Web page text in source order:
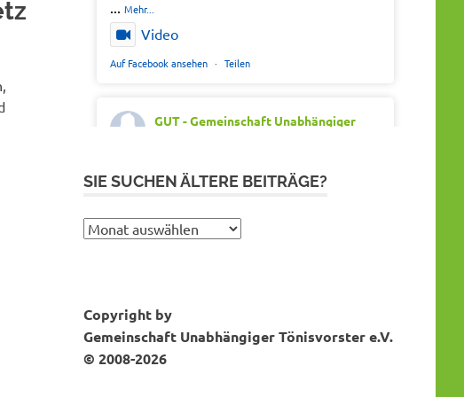
...Mehr...
Video
Auf Facebook ansehen · Teilen
GUT - Gemeinschaft Unabhängiger
Out of office. Out of drama.
gute Erholung.
#gemeinschaftunabhaengigertönisvorster
#tönisvorst
Video
SIE SUCHEN ÄLTERE BEITRÄGE?
Sie
Copyright by
Gemeinschaft Unabhängiger Tönisvorster e.V.
© 2008-2026